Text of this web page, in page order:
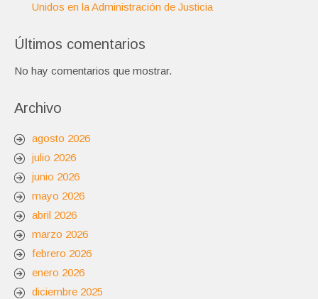
Unidos en la Administración de Justicia
Últimos comentarios
No hay comentarios que mostrar.
Archivo
agosto 2026
julio 2026
junio 2026
mayo 2026
abril 2026
marzo 2026
febrero 2026
enero 2026
diciembre 2025